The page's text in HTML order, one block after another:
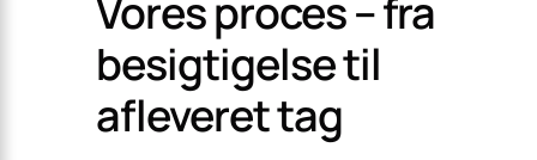
Vores proces – fra
besigtigelse til
afleveret tag